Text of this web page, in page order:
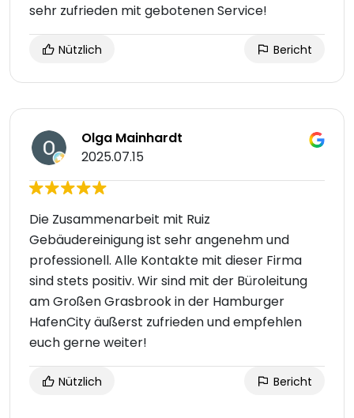
sehr zufrieden mit gebotenen Service!
Nützlich Bericht
Olga Mainhardt
2025.07.15
Die Zusammenarbeit mit Ruiz
Gebäudereinigung ist sehr angenehm und
professionell. Alle Kontakte mit dieser Firma
sind stets positiv. Wir sind mit der Büroleitung
am Großen Grasbrook in der Hamburger
HafenCity äußerst zufrieden und empfehlen
euch gerne weiter!
Nützlich Bericht